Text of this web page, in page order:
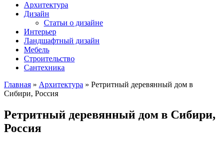
Архитектура
Дизайн
Статьи о дизайне
Интерьер
Ландшафтный дизайн
Мебель
Строительство
Сантехника
Главная » Архитектура » Ретритный деревянный дом в
Сибири, Россия
Ретритный деревянный дом в Сибири,
Россия